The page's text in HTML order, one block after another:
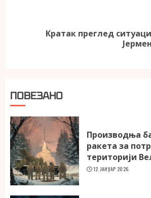
Кратак преглед
ПОВЕЗАНО
Производња
ракета за
територији
12. ЈАНУАР 2026.